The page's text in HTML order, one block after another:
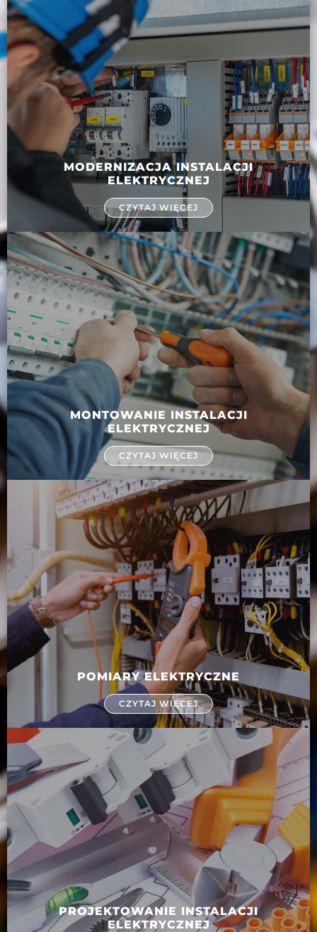
MODERNIZACJA INSTALACJI
ELEKTRYCZNEJ
CZYTAJ WIĘCEJ
MONTOWANIE INSTALACJI
ELEKTRYCZNEJ
CZYTAJ WIĘCEJ
POMIARY ELEKTRYCZNE
CZYTAJ WIĘCEJ
PROJEKTOWANIE INSTALACJI
ELEKTRYCZNEJ